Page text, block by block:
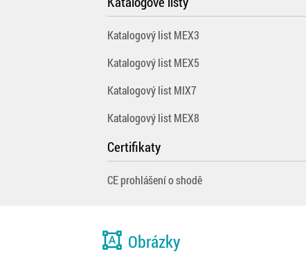
Katalogový list MEX3
Katalogový list MEX5
Katalogový list MIX7
Katalogový list MEX8
Certifikaty
CE prohlášení o shodě
format_shapes Obrázky